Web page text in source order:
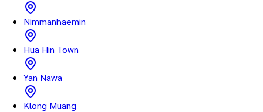
Nimmanhaemin
Hua Hin Town
Yan Nawa
Klong Muang